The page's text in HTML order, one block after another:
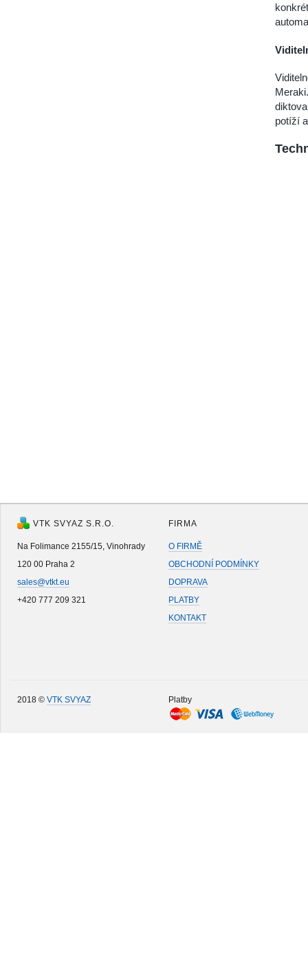
potíží
VTK SVYAZ S.R.O.
Na Folimance 2155/15, Vinohrady
120 00 Praha 2
sales@vtkt.eu
+420 777 209 321
FIRMA
O FIRMĚ
OBCHODNÍ PODMÍNKY
DOPRAVA
PLATBY
KONTAKT
2018 © VTK SVYAZ Platby